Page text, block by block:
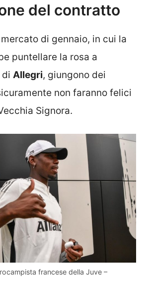
del contratto
di gennaio, in cui la
puntellare la rosa a
di Allegri, giungono dei
non faranno felici
Signora.
francese della Juve –